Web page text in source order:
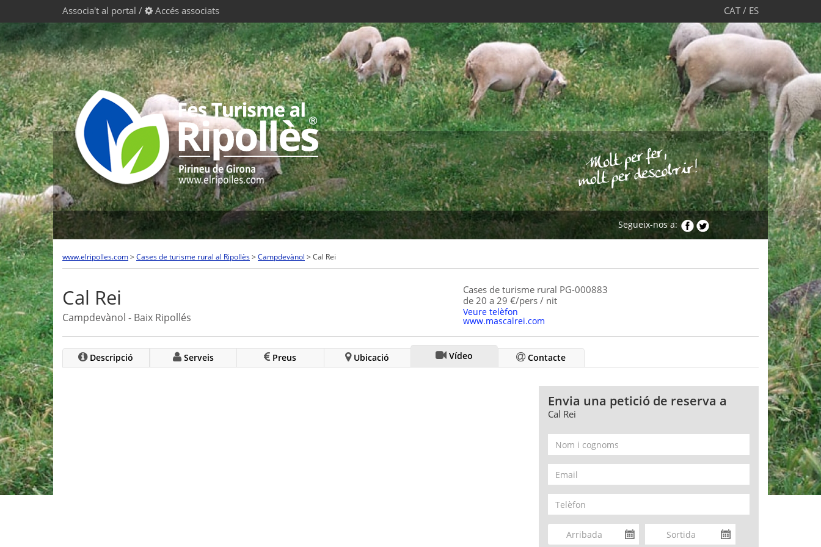
Associa't al portal / Accés associats CAT / ES
Segueix-nos a:
www.elripolles.com>Cases de turisme rural al Ripollès>Campdevànol > Cal Rei
Cal Rei
Campdevànol - Baix Ripollés
Cases de turisme rural PG-000883
de 20 a 29 €/pers / nit
Veure telèfon
www.mascalrei.com
Descripció Serveis Preus Ubicació Vídeo Contacte
Envia una petició de reserva a
Cal Rei